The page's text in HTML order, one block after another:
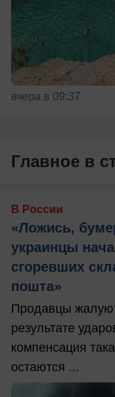
вчера в 09:37
Главное в
В России
«Ложись,
украинцы
сгоревших
пошта»
Продавцы
результате
компенсация
остаются ...